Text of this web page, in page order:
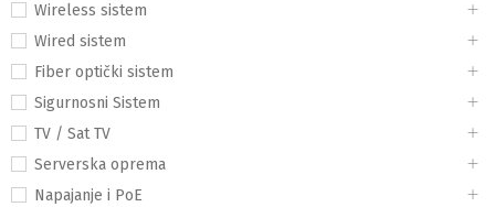
Wireless sistem
Wired sistem
Fiber optički sistem
Sigurnosni Sistem
TV / Sat TV
Serverska oprema
Napajanje i PoE